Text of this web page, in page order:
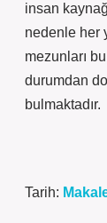
insan
nedenle her
mezunları
durumdan
bulmaktadır.
Tarih: